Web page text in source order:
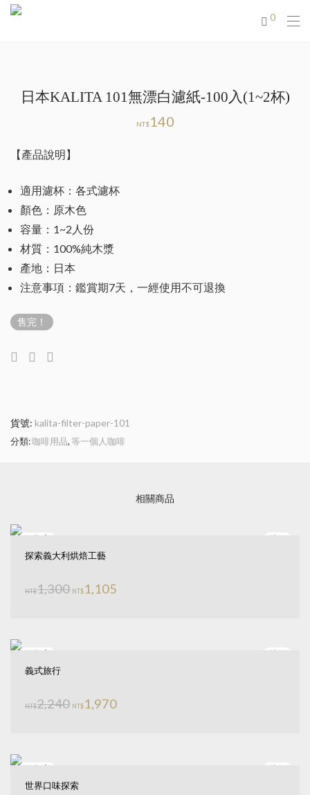
0
日本KALITA 101無漂白濾紙-100入(1~2杯)
NT$140
【產品說明】
適用濾杯：各式濾杯
顏色：原木色
容量：1~2人份
材質：100%純木漿
產地：日本
注意事項：鑑賞期7天，一經使用不可退換
售完！
貨號: kalita-filter-paper-101
分類:咖啡用品, 等一個人咖啡
相關商品
特價
探索義大利烘焙工藝
NT$1,300 原始價格：NT$1,300。
NT$1,105目前價格：NT$1,105。
特價
義式旅行
NT$2,240 原始價格：NT$2,240。
NT$1,970目前價格：NT$1,970。
特價
世界口味探索